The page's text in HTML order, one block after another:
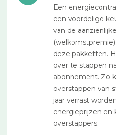
Een
een voordelige
van de
deze pakketten.
over te stappen
abonnement. Zo
overstappen van
jaar verrast
energieprijzen en
overstappers.